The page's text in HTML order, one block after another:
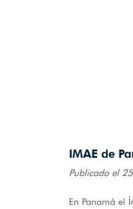
IMAE de
Publicado el
En Panamá el